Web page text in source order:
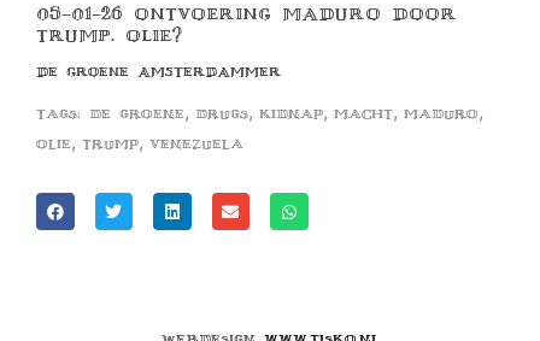
05-01-26 ONTVOERING MADURO DOOR
TRUMP. OLIE?
DE GROENE AMSTERDAMMER
Tags: de groene , drugs, kidnap, macht, maduro ,
olie , trump, venezuela